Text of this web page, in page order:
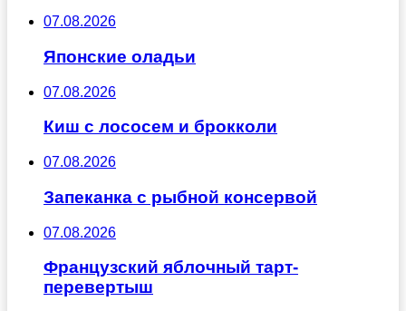
07.08.2026
Японские оладьи
07.08.2026
Киш с лососем и брокколи
07.08.2026
Запеканка с рыбной консервой
07.08.2026
Французский яблочный тарт-
перевертыш